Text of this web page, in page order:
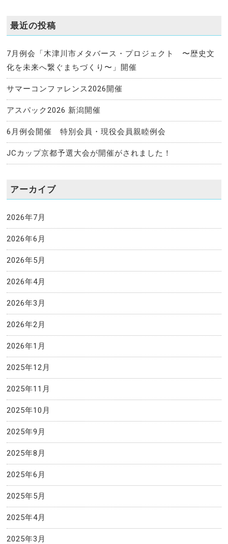
最近の投稿
7月例会「木津川市メタバース・プロジェクト 〜歴史文
化を未来へ繋ぐまちづくり〜」開催
サマーコンファレンス2026開催
アスパック2026 新潟開催
6月例会開催 特別会員・現役会員親睦例会
JCカップ京都予選大会が開催がされました！
アーカイブ
2026年7月
2026年6月
2026年5月
2026年4月
2026年3月
2026年2月
2026年1月
2025年12月
2025年11月
2025年10月
2025年9月
2025年8月
2025年6月
2025年5月
2025年4月
2025年3月